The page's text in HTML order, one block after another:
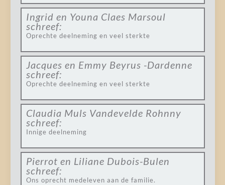
Ingrid en Youna Claes Marsoul
schreef:
Oprechte deelneming en veel sterkte
Jacques en Emmy Beyrus -Dardenne
schreef:
Oprechte deelneming en veel sterkte
Claudia Muls Vandevelde Rohnny
schreef:
Innige deelneming
Pierrot en Liliane Dubois-Bulen
schreef:
Ons oprecht medeleven aan de familie.